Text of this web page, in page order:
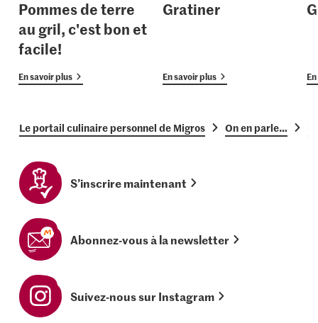
Pommes de terre
au gril, c'est bon et
facile!
En savoir plus
Gratiner
En savoir plus
Le portail culinaire personnel de Migros On en parle…
S’inscrire maintenant
Abonnez-vous à la newsletter
Suivez-nous sur Instagram